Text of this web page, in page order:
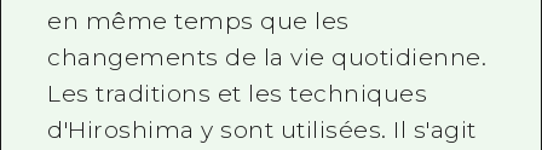
en même temps que les
changements de la vie quotidienne.
Les traditions et les techniques
d'Hiroshima y sont utilisées. Il s'agit